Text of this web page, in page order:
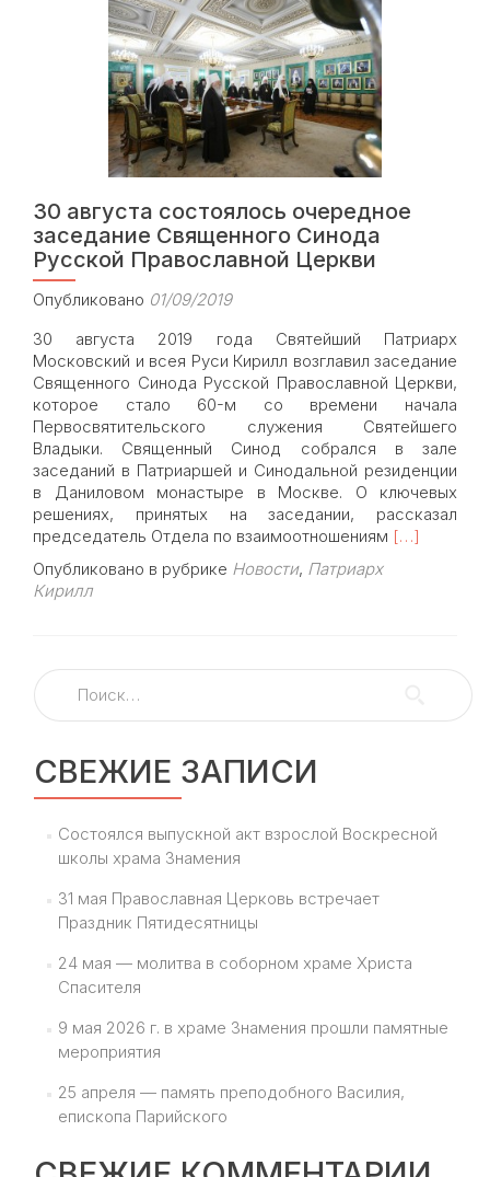
30 августа состоялось очередное
заседание Священного Синода
Русской Православной Церкви
Опубликовано 01/09/2019
30 августа 2019 года Святейший Патриарх
Московский и всея Руси Кирилл возглавил заседание
Священного Синода Русской Православной Церкви,
которое стало 60-м со времени начала
Первосвятительского служения Святейшего
Владыки. Священный Синод собрался в зале
заседаний в Патриаршей и Синодальной резиденции
в Даниловом монастыре в Москве. О ключевых
решениях, принятых на заседании, рассказал
председатель Отдела по взаимоотношениям Read
очередное
заседание
Священного
[…]
Опубликовано в рубрике Новости, Патриарх
Кирилл
Найти:
СВЕЖИЕ ЗАПИСИ
Состоялся выпускной акт взрослой Воскресной
школы храма Знамения
31 мая Православная Церковь встречает
Праздник Пятидесятницы
24 мая — молитва в соборном храме Христа
Спасителя
9 мая 2026 г. в храме Знамения прошли памятные
мероприятия
25 апреля — память преподобного Василия,
епископа Парийского